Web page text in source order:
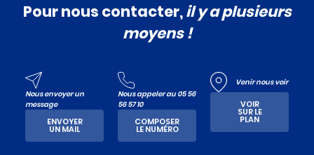
Pour nous contacter,il y a plusieurs
moyens !
Nous envoyer un
message
ENVOYER
UN MAIL
Nous appeler au 05 56
56 57 10
COMPOSER
LE NUMÉRO
Venir nous voir
VOIR
SUR LE
PLAN